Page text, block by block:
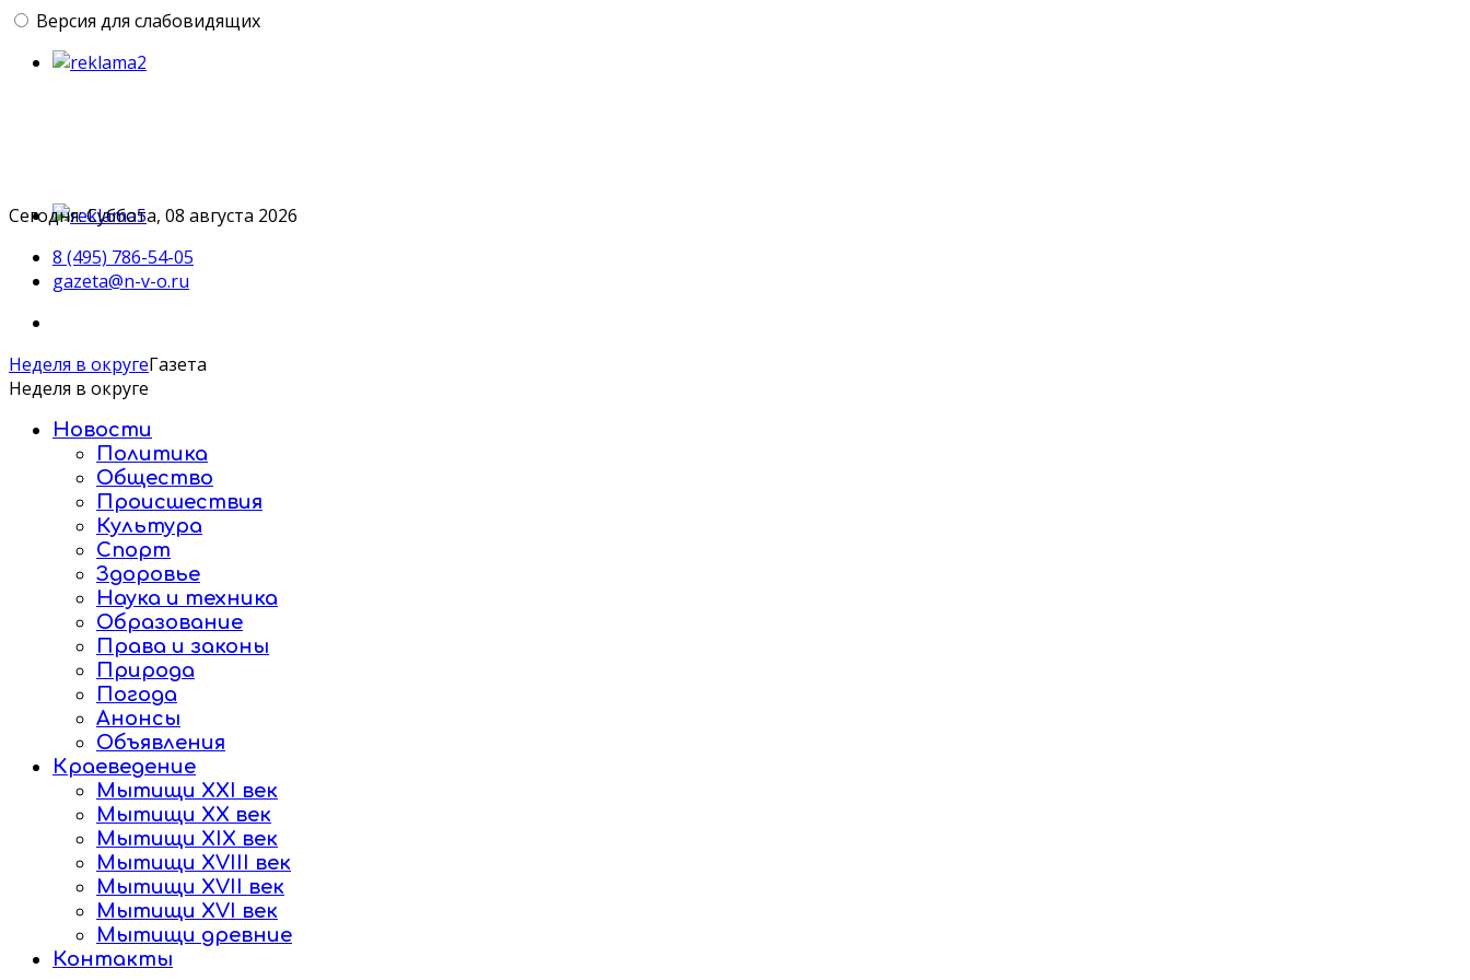
Версия для слабовидящих
Сегодня: Суббота, 08 августа 2026
8 (495) 786-54-05
gazeta@n-v-o.ru
Неделя в округеГазета
Неделя в округе
Новости
Политика
Общество
Происшествия
Культура
Спорт
Здоровье
Наука и техника
Образование
Права и законы
Природа
Погода
Анонсы
Объявления
Краеведение
Мытищи XXI век
Мытищи XX век
Мытищи XIX век
Мытищи XVIII век
Мытищи XVII век
Мытищи XVI век
Мытищи древние
Контакты